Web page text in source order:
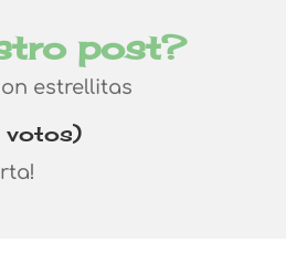
post?
estrellitas